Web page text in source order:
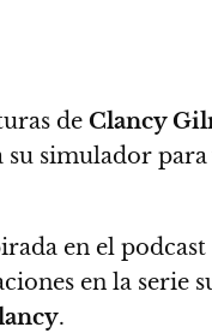
de Clancy
su simulador
en el
en la serie
.